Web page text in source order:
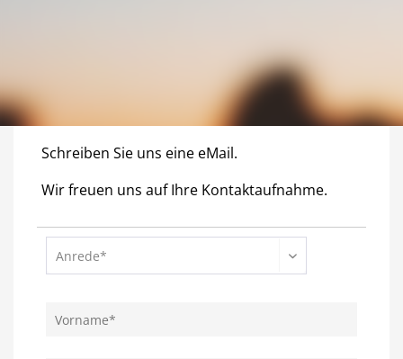
Schreiben Sie uns eine eMail.
Wir freuen uns auf Ihre Kontaktaufnahme.